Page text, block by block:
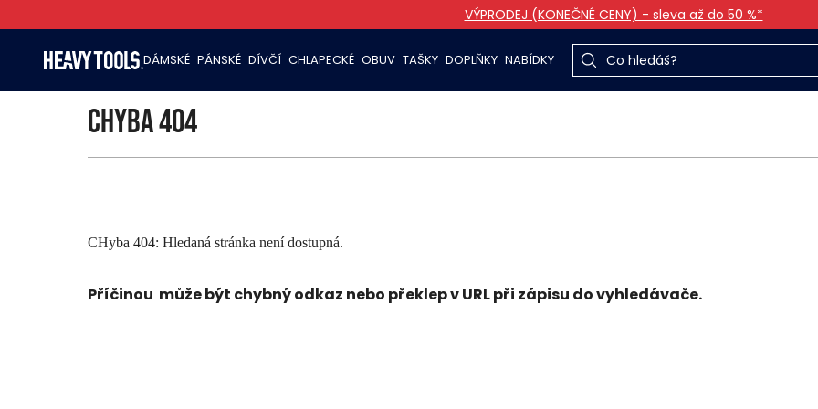
VÝPRODEJ (KONEČNÉ CENY) - sleva až do 50 %*
DÁMSKÉ PÁNSKÉ DÍVČÍ CHLAPECKÉ OBUV TAŠKY DOPLŇKY NABÍDKY
Chyba 404
CHyba 404: Hledaná stránka není dostupná.
Příčinou může být chybný odkaz nebo překlep v URL při zápisu do vyhledávače.